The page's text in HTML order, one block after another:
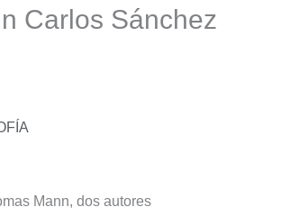
Carlos Sánchez
Mann, dos autores